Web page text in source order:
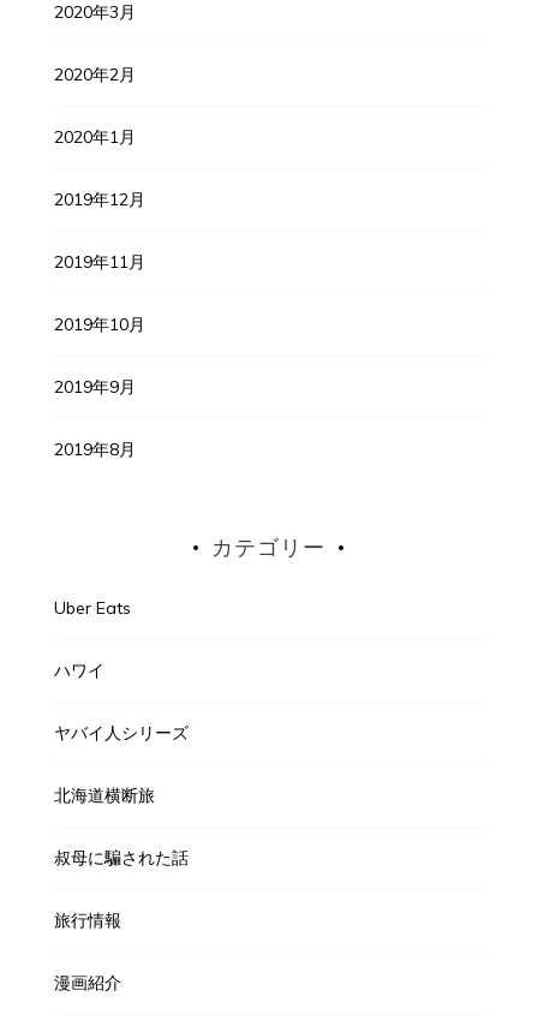
2020年3月
2020年2月
2020年1月
2019年12月
2019年11月
2019年10月
2019年9月
2019年8月
カテゴリー
Uber Eats
ハワイ
ヤバイ人シリーズ
北海道横断旅
叔母に騙された話
旅行情報
漫画紹介